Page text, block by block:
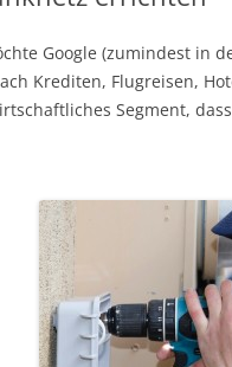
Google (zumindest in
Krediten, Flugreisen,
Segment,